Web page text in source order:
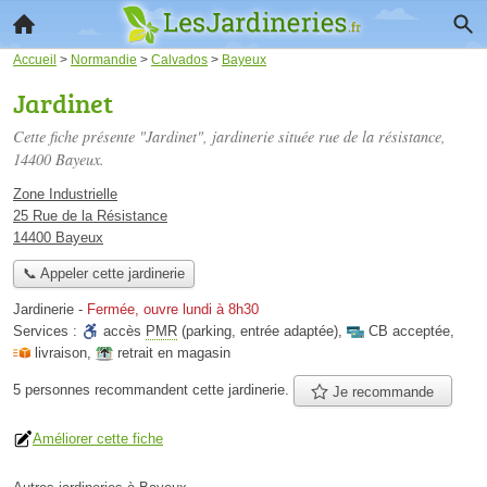
Accueil > Normandie > Calvados > Bayeux
Jardinet
Cette fiche présente "Jardinet", jardinerie située rue de la résistance,
14400 Bayeux.
Zone Industrielle
25 Rue de la Résistance
14400 Bayeux
📞 Appeler cette jardinerie
Jardinerie - Fermée, ouvre lundi à 8h30
Services :
accès PMR (parking, entrée adaptée), CB acceptée,
livraison, retrait en magasin
5 personnes recommandent cette jardinerie. Je recommande
Améliorer cette fiche